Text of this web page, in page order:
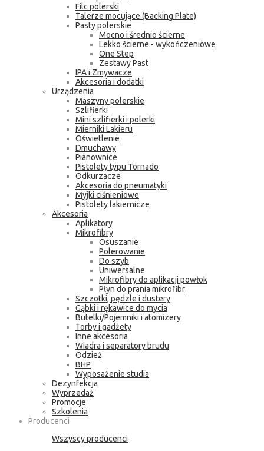
Filc polerski
Talerze mocujące (Backing Plate)
Pasty polerskie
Mocno i średnio ścierne
Lekko ścierne - wykończeniowe
One Step
Zestawy Past
IPA i Zmywacze
Akcesoria i dodatki
Urządzenia
Maszyny polerskie
Szlifierki
Mini szlifierki i polerki
Mierniki Lakieru
Oświetlenie
Dmuchawy
Pianownice
Pistolety typu Tornado
Odkurzacze
Akcesoria do pneumatyki
Myjki ciśnieniowe
Pistolety lakiernicze
Akcesoria
Aplikatory
Mikrofibry
Osuszanie
Polerowanie
Do szyb
Uniwersalne
Mikrofibry do aplikacji powłok
Płyn do prania mikrofibr
Szczotki, pędzle i dustery
Gąbki i rękawice do mycia
Butelki/Pojemniki i atomizery
Torby i gadżety
Inne akcesoria
Wiadra i separatory brudu
Odzież
BHP
Wyposażenie studia
Dezynfekcja
Wyprzedaż
Promocje
Szkolenia
Producenci
Wszyscy producenci